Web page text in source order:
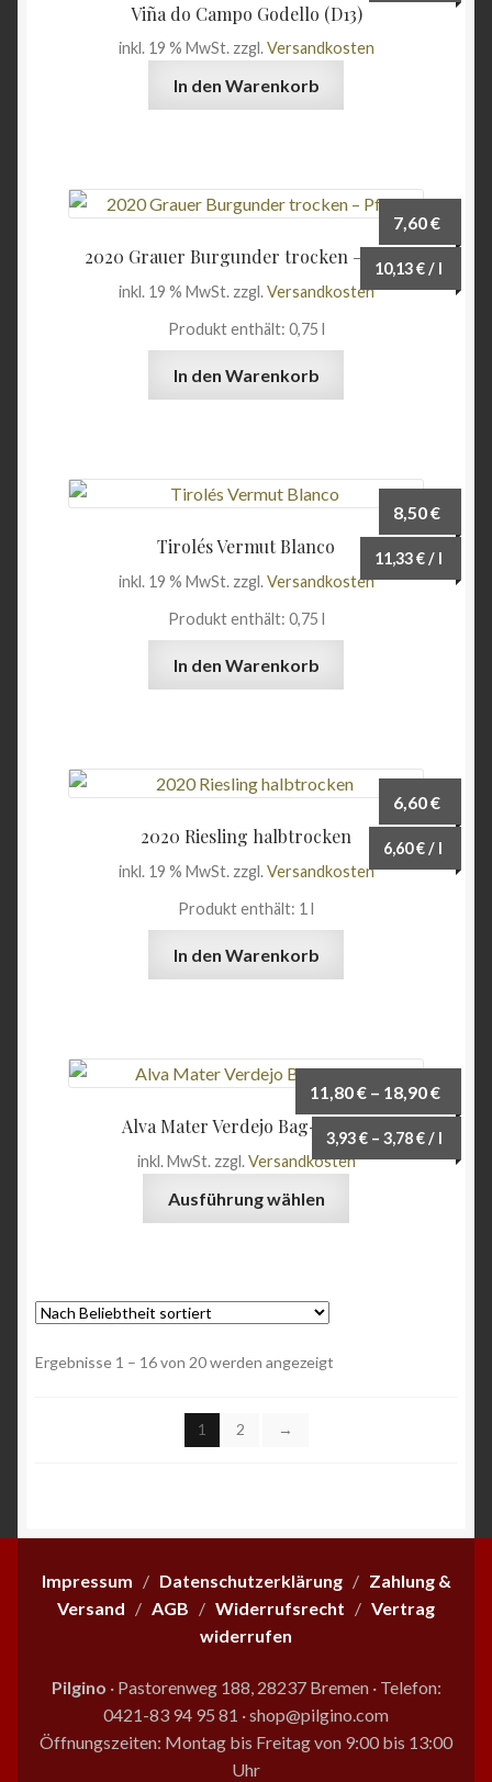
Viña do Campo Godello (D13)
inkl. 19 % MwSt. zzgl.Versandkosten
In den Warenkorb
2020 Grauer Burgunder trocken – Pfalz
7,60€
10,13€/ l
inkl. 19 % MwSt. zzgl.Versandkosten
Produkt enthält: 0,75 l
In den Warenkorb
Tirolés Vermut Blanco
8,50€
11,33€/ l
inkl. 19 % MwSt. zzgl.Versandkosten
Produkt enthält: 0,75 l
In den Warenkorb
2020 Riesling halbtrocken
6,60€
6,60€/ l
inkl. 19 % MwSt. zzgl.Versandkosten
Produkt enthält: 1 l
In den Warenkorb
Alva Mater Verdejo Bag-in-Box
11,80€ – 18,90€
3,93€– 3,78€/ l
inkl. MwSt. zzgl.Versandkosten
Ausführung wählen
werden
Ergebnisse 1 – 16 von 20 werden angezeigt
1
2 →
Impressum / Datenschutzerklärung/ Zahlung &
Versand / AGB / Widerrufsrecht / Vertrag
widerrufen
Pilgino · Pastorenweg 188, 28237 Bremen ·Telefon:
0421-83 94 95 81 ·shop@pilgino.com
Öffnungszeiten: Montag bis Freitag von 9:00 bis 13:00
Uhr